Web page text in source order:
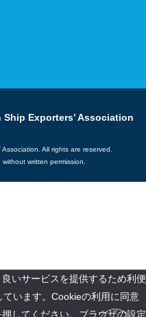
Ship Exporters’ Association
All rights are reserved.
written permission.
いサービスを提供するため利便
います。Cookieの利用に同意
してください。ブラウザの設定